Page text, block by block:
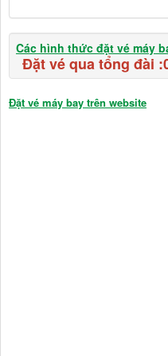
Các hình thức đặt vé máy
Đặt vé qua tổng đài :
Đặt vé máy bay trên website